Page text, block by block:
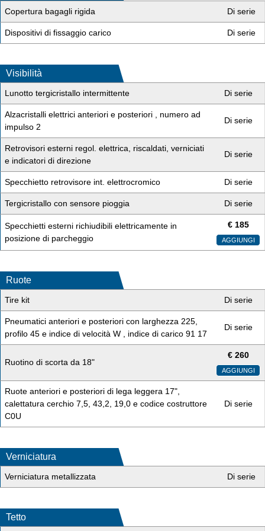
Copertura bagagli rigida Di serie
Dispositivi di fissaggio carico Di serie
Visibilità
Lunotto tergicristallo intermittente Di serie
Alzacristalli elettrici anteriori e posteriori , numero ad
impulso 2
Di serie
Retrovisori esterni regol. elettrica, riscaldati, verniciati
e indicatori di direzione
Di serie
Specchietto retrovisore int. elettrocromico Di serie
Tergicristallo con sensore pioggia Di serie
Specchietti esterni richiudibili elettricamente in
posizione di parcheggio
€ 185
AGGIUNGI
Ruote
Tire kit Di serie
Pneumatici anteriori e posteriori con larghezza 225,
profilo 45 e indice di velocità W , indice di carico 91 17
Di serie
Ruotino di scorta da 18"
€ 260
AGGIUNGI
Ruote anteriori e posteriori di lega leggera 17",
calettatura cerchio 7,5, 43,2, 19,0 e codice costruttore
C0U
Di serie
Verniciatura
Verniciatura metallizzata Di serie
Tetto